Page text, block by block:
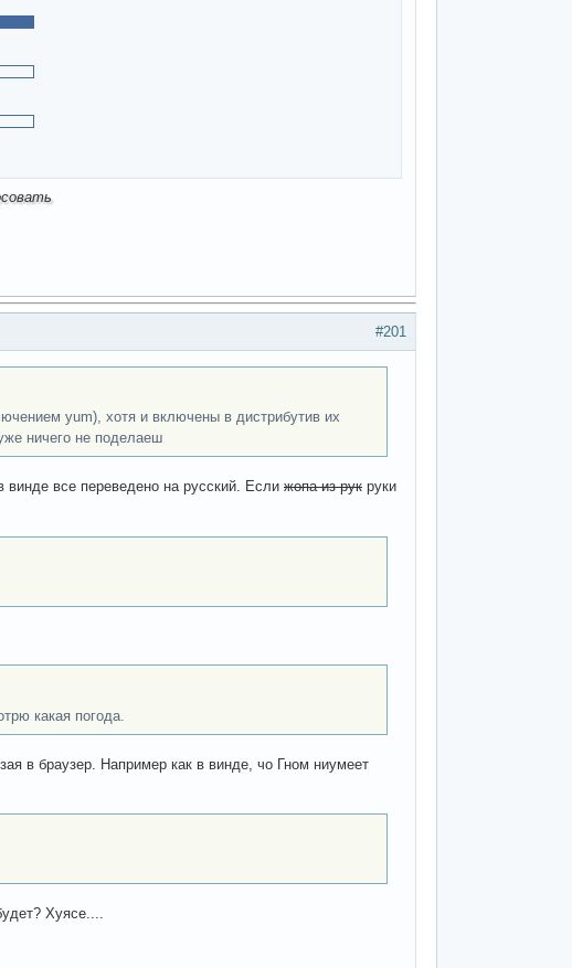
#201
yum), хотя и включены в дистрибутив их
ничего не поделаеш
все переведено на русский. Если жопа из рук руки
какая погода.
в браузер. Например как в винде, чо Гном ниумеет
Хуясе....